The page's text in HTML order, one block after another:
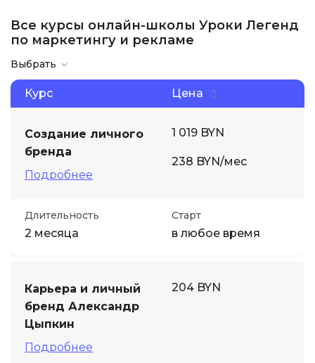
Все курсы онлайн-школы Уроки Легенд
по маркетингу и рекламе
Выбрать
Курс Цена
Создание личного
бренда
Подробнее
1 019 BYN
238 BYN/мес
Длительность
2 месяца
Старт
в любое время
Карьера и личный
бренд Александр
Цыпкин
Подробнее
204 BYN
Менеджмент
Иностранные языки
Soft Skills
ДПО
Детям
Акции и промокоды